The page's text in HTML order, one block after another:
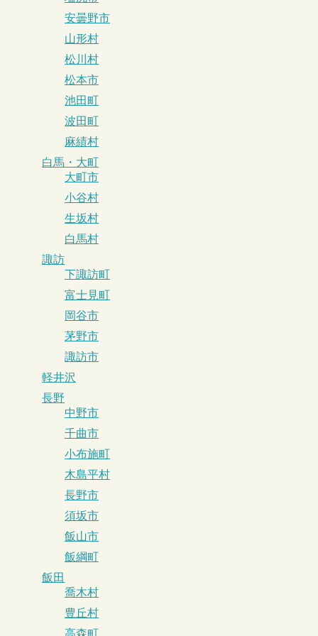
安曇野市
山形村
松川村
松本市
池田町
波田町
麻績村
白馬・大町
大町市
小谷村
生坂村
白馬村
諏訪
下諏訪町
富士見町
岡谷市
茅野市
諏訪市
軽井沢
長野
中野市
千曲市
小布施町
木島平村
長野市
須坂市
飯山市
飯綱町
飯田
喬木村
豊丘村